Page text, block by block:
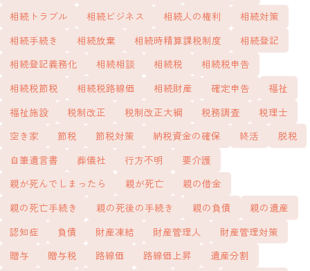
相続トラブル
相続ビジネス 相続人の権利
相続対策
相続手続き
相続放棄 相続時精算課税制度
相続登記
相続登記義務化
相続相談 相続税
相続税申告
相続税節税
相続税路線価 相続財産 確定申告
福祉
福祉施設
税制改正 税制改正大綱 税務調査
税理士
空き家
節税 節税対策 納税資金の確保 終活
脱税
自筆遺言書
葬儀社 行方不明
要介護
親が死んでしまったら
親が死亡
親の借金
親の死亡手続き
親の死後の手続き 親の負債
親の遺産
認知症
負債 財産凍結 財産管理人
財産管理対策
贈与
贈与税 路線価 路線価上昇
遺産分割